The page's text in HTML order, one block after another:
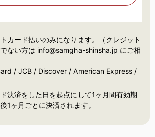
カード払いのみになります。（クレジット
ない方は info@samgha-shinsha.jp にご相
/ JCB / Discover / American Express /
決済をした日を起点にして1ヶ月間有効期
1ヶ月ごとに決済されます。